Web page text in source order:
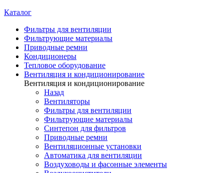
Каталог
Фильтры для вентиляции
Фильтрующие материалы
Приводные ремни
Кондиционеры
Тепловое оборудование
Вентиляция и кондиционирование
Вентиляция и кондиционирование
Назад
Вентиляторы
Фильтры для вентиляции
Фильтрующие материалы
Синтепон для фильтров
Приводные ремни
Вентиляционные установки
Автоматика для вентиляции
Воздуховоды и фасонные элементы